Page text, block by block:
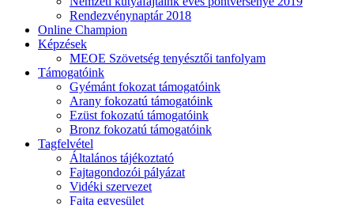
Rendezvénynaptár 2018
Online Champion
Képzések
MEOE Szövetség tenyésztői tanfolyam
Támogatóink
Gyémánt fokozat támogatóink
Arany fokozatú támogatóink
Ezüst fokozatú támogatóink
Bronz fokozatú támogatóink
Tagfelvétel
Általános tájékoztató
Fajtagondozói pályázat
Vidéki szervezet
Fajta egyesület